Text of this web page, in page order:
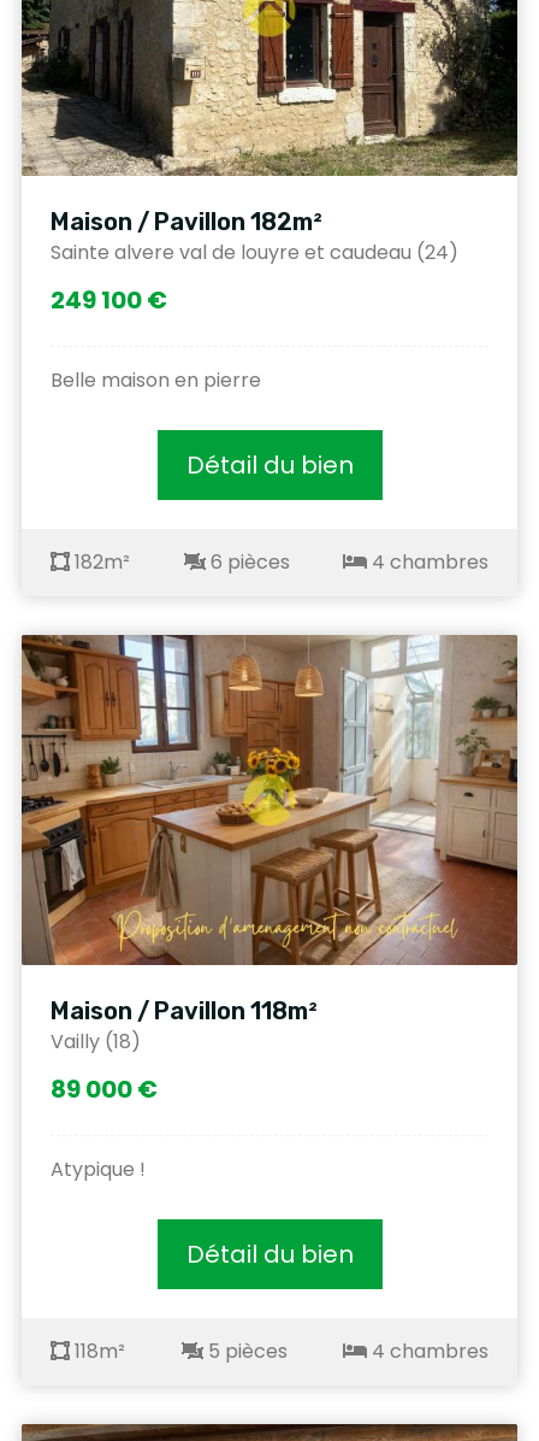
Maison / Pavillon 182m²
Sainte alvere val de louyre et caudeau (24)
249 100 €
Belle maison en pierre
Détail du bien
182m² 6 pièces 4 chambres
Maison / Pavillon 118m²
Vailly (18)
89 000 €
Atypique !
Détail du bien
118m² 5 pièces 4 chambres